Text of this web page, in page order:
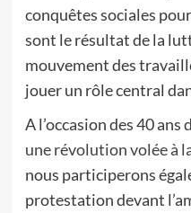
conquêtes sociales
sont le résultat de la
mouvement des
jouer un rôle central
A l’occasion des 40
une révolution volée à
nous participerons
protestation devant